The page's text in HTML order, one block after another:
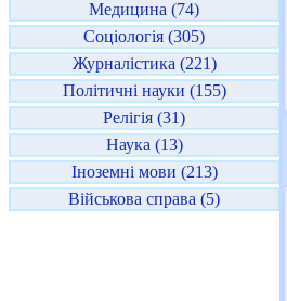
Медицина (74)
Соціологія (305)
Журналістика (221)
Політичні науки (155)
Релігія (31)
Наука (13)
Іноземні мови (213)
Військова справа (5)